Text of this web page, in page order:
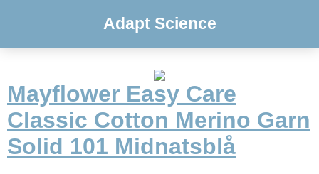
Adapt Science
Mayflower Easy Care
Classic Cotton Merino Garn
Solid 101 Midnatsblå